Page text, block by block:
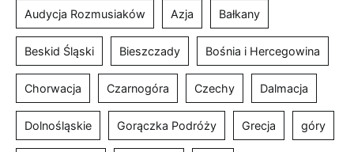
Audycja Rozmusiaków Azja Bałkany
Beskid Śląski Bieszczady Bośnia i Hercegowina
Chorwacja Czarnogóra Czechy Dalmacja
Dolnośląskie Gorączka Podróży Grecja góry